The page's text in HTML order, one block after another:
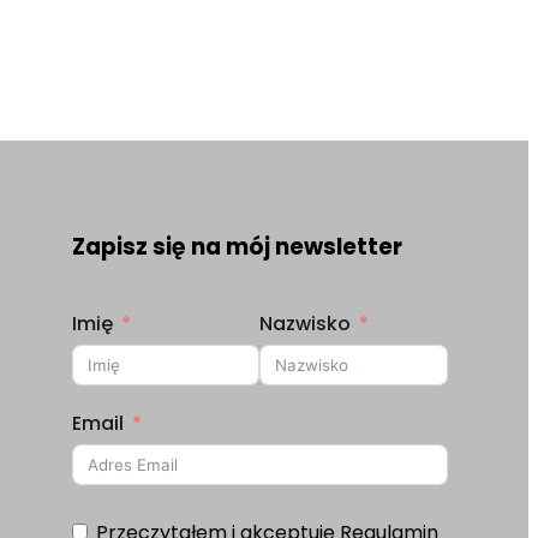
Zapisz się na mój newsletter
Imię Nazwisko
Email